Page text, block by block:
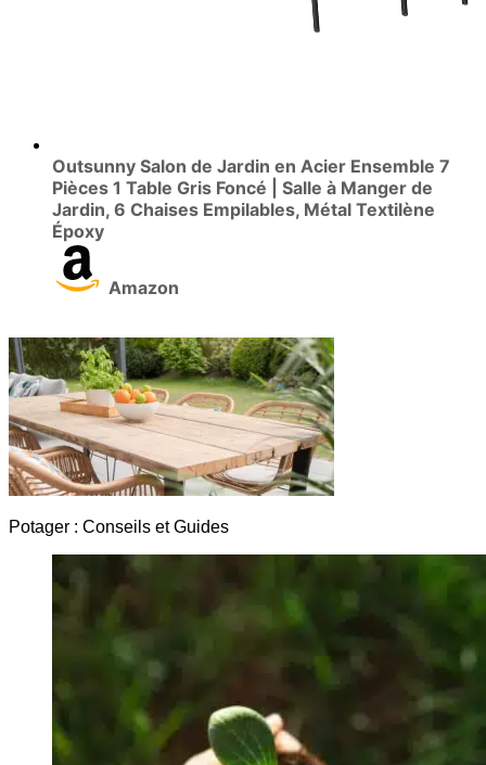
Outsunny Salon de Jardin en Acier Ensemble 7
Pièces 1 Table Gris Foncé | Salle à Manger de
Jardin, 6 Chaises Empilables, Métal Textilène
Époxy
Amazon
Potager : Conseils et Guides